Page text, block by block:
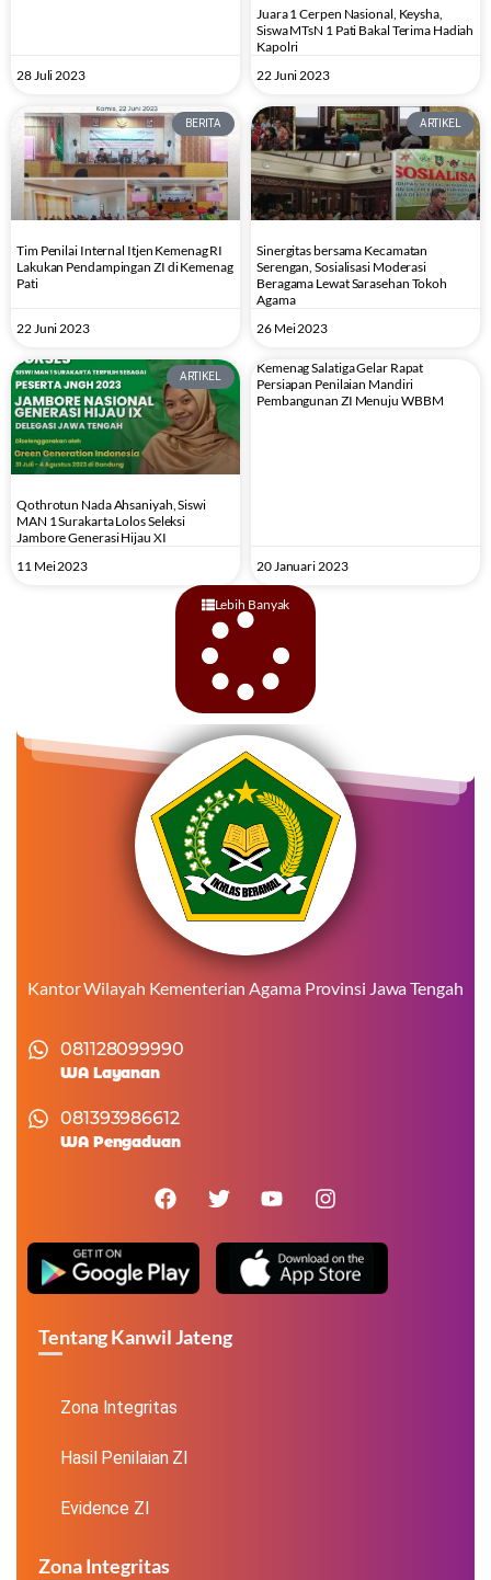
28 Juli 2023
Juara 1 Cerpen Nasional, Keysha,
Siswa MTsN 1 Pati Bakal Terima Hadiah
Kapolri
22 Juni 2023
BERITA
Tim Penilai Internal Itjen Kemenag RI
Lakukan Pendampingan ZI di Kemenag
Pati
22 Juni 2023
ARTIKEL
Sinergitas bersama Kecamatan
Serengan, Sosialisasi Moderasi
Beragama Lewat Sarasehan Tokoh
Agama
26 Mei 2023
ARTIKEL
Qothrotun Nada Ahsaniyah, Siswi
MAN 1 Surakarta Lolos Seleksi
Jambore Generasi Hijau XI
11 Mei 2023
Kemenag Salatiga Gelar Rapat
Persiapan Penilaian Mandiri
Pembangunan ZI Menuju WBBM
20 Januari 2023
Lebih Banyak
Kantor Wilayah Kementerian Agama Provinsi Jawa Tengah
081128099990
WA Layanan
081393986612
WA Pengaduan
Tentang Kanwil Jateng
Zona Integritas
Hasil Penilaian ZI
Evidence ZI
Zona Integritas